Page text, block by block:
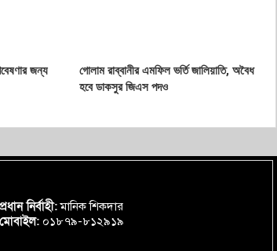
জন্য
গোলাম রাব্বানীর এমফিল ভর্তি জালিয়াতি, অবৈধ
হবে ডাকসুর জিএস পদও
প্রধান নির্বাহী:মানিক শিকদার
মোবাইল: ০১৮৭৯-৮১২৯১৯